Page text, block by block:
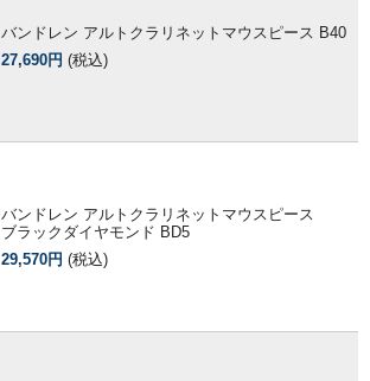
バンドレン アルトクラリネットマウスピース B40
27,690円 (税込)
バンドレン アルトクラリネットマウスピース
ブラックダイヤモンド BD5
29,570円 (税込)